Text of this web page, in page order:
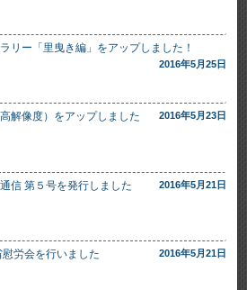
リー「里曳き編」をアップしました！
2016年5月25日
解像度）をアップしました 2016年5月23日
信 第５号を発行しました 2016年5月21日
慰労会を行いました 2016年5月21日